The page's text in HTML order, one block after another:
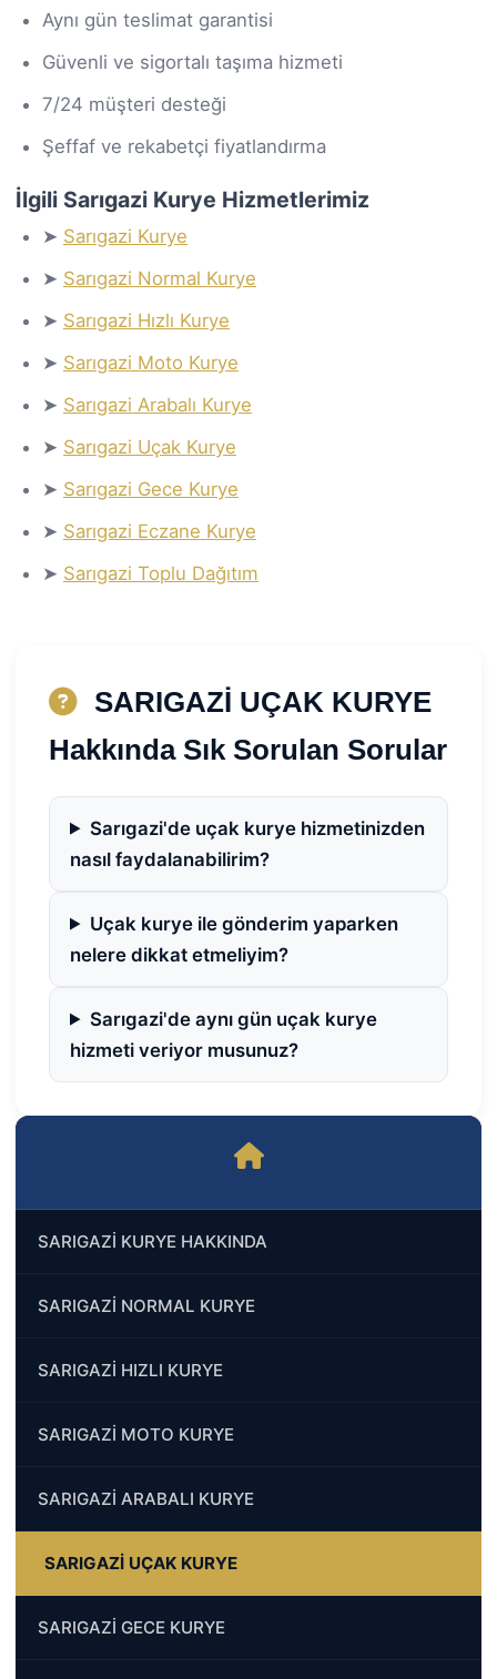
SARIGAZİ KURYE HAKKINDA
SARIGAZİ NORMAL KURYE
SARIGAZİ HIZLI KURYE
SARIGAZİ MOTO KURYE
SARIGAZİ ARABALI KURYE
SARIGAZİ UÇAK KURYE
SARIGAZİ GECE KURYE
Aynı gün teslimat garantisi
Güvenli ve sigortalı taşıma hizmeti
7/24 müşteri desteği
Şeffaf ve rekabetçi fiyatlandırma
İlgili Sarıgazi Kurye Hizmetlerimiz
➤ Sarıgazi Kurye
➤ Sarıgazi Normal Kurye
➤ Sarıgazi Hızlı Kurye
➤ Sarıgazi Moto Kurye
➤ Sarıgazi Arabalı Kurye
➤ Sarıgazi Uçak Kurye
➤ Sarıgazi Gece Kurye
➤ Sarıgazi Eczane Kurye
➤ Sarıgazi Toplu Dağıtım
SARIGAZİ UÇAK KURYE
Hakkında Sık Sorulan Sorular
Sarıgazi'de uçak kurye hizmetinizden
nasıl faydalanabilirim?
Uçak kurye ile gönderim yaparken
nelere dikkat etmeliyim?
Sarıgazi'de aynı gün uçak kurye
hizmeti veriyor musunuz?